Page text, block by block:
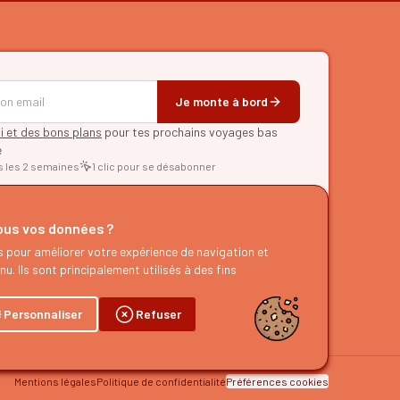
Je monte à bord
et des bons plans pour tes prochains voyages bas
les 2 semaines 1 clic pour se désabonner
d'itinéraires
Mentions légalesPolitique de confidentialitéPréférences cookies
Personnaliser Refuser
vos données ?
pour améliorer votre expérience de navigation et
Ils sont principalement utilisés à des fins